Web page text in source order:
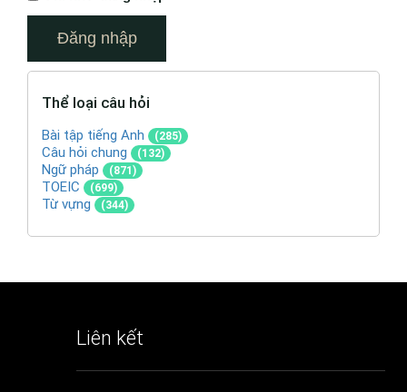
Thể loại câu hỏi
Bài tập tiếng Anh (285)
Câu hỏi chung (132)
Ngữ pháp (871)
TOEIC (699)
Từ vựng (344)
Liên kết